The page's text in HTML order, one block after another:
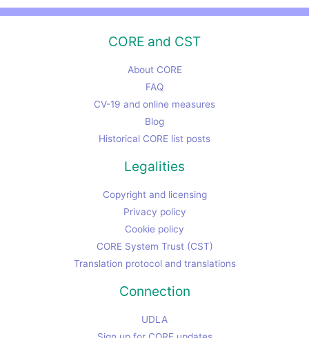
CORE and CST
About CORE
FAQ
CV-19 and online measures
Blog
Historical CORE list posts
Legalities
Copyright and licensing
Privacy policy
Cookie policy
CORE System Trust (CST)
Translation protocol and translations
Connection
UDLA